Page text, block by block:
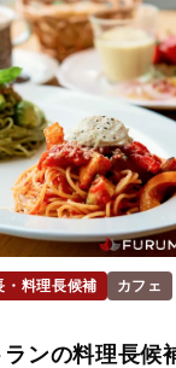
・料理長候補 カフェ
ンの料理長候